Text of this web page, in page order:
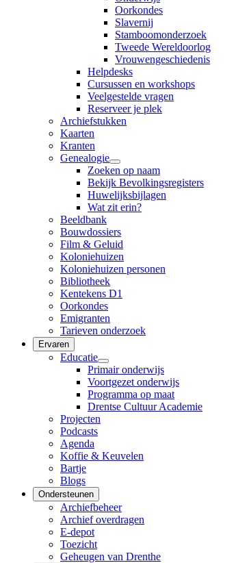
Oorkondes
Slavernij
Stamboomonderzoek
Tweede Wereldoorlog
Vrouwengeschiedenis
Helpdesks
Cursussen en workshops
Veelgestelde vragen
Reserveer je plek
Archiefstukken
Kaarten
Kranten
Genealogie
Zoeken op naam
Bekijk Bevolkingsregisters
Huwelijksbijlagen
Wat zit erin?
Beeldbank
Bouwdossiers
Film & Geluid
Koloniehuizen
Koloniehuizen personen
Bibliotheek
Kentekens D1
Oorkondes
Emigranten
Tarieven onderzoek
Ervaren
Educatie
Primair onderwijs
Voortgezet onderwijs
Programma op maat
Drentse Cultuur Academie
Projecten
Podcasts
Agenda
Koffie & Keuvelen
Bartje
Blogs
Ondersteunen
Archiefbeheer
Archief overdragen
E-depot
Toezicht
Geheugen van Drenthe